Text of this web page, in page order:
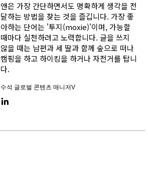
앤은 가장 간단하면서도 명확하게 생각을 전
달하는 방법을 찾는 것을 즐깁니다. 가장 좋
아하는 단어는 '투지(moxie)'이며, 가능할
때마다 실천하려고 노력합니다. 글을 쓰지
않을 때는 남편과 세 딸과 함께 숲으로 떠나
캠핑을 하고 하이킹을 하거나 자전거를 탑니
다.
수석 글로벌 콘텐츠 매니저V
LinkedIn link